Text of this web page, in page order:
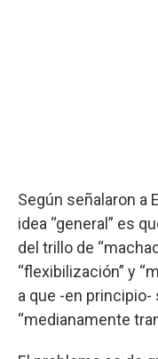
Según señalaron a
idea “general” es
del trillo de
“flexibilización” y
a que -en
“medianamente